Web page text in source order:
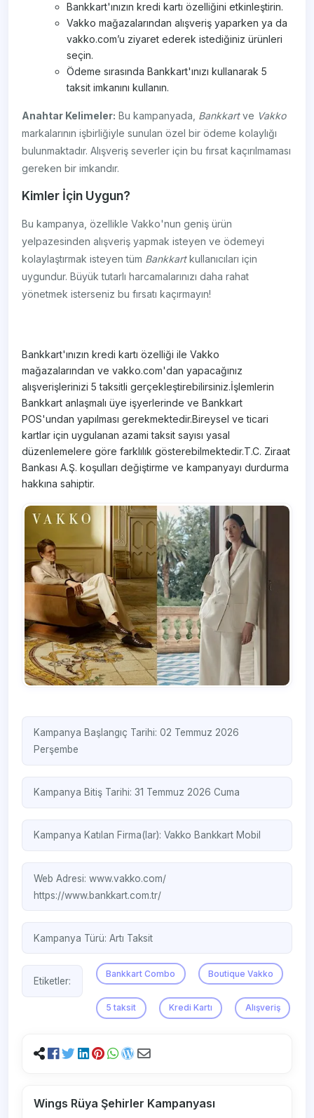
Bankkart'ınızın kredi kartı özelliğini etkinleştirin.
Vakko mağazalarından alışveriş yaparken ya da
vakko.com’u ziyaret ederek istediğiniz ürünleri
seçin.
Ödeme sırasında Bankkart'ınızı kullanarak 5
taksit imkanını kullanın.
Anahtar Kelimeler: Bu kampanyada, Bankkartve Vakko
markalarının işbirliğiyle sunulan özel bir ödeme kolaylığı
bulunmaktadır. Alışveriş severler için bu fırsat kaçırılmaması
gereken bir imkandır.
Kimler İçin Uygun?
Bu kampanya, özellikle Vakko'nun geniş ürün
yelpazesinden alışveriş yapmak isteyen ve ödemeyi
kolaylaştırmak isteyen tüm Bankkartkullanıcıları için
uygundur. Büyük tutarlı harcamalarınızı daha rahat
yönetmek isterseniz bu fırsatı kaçırmayın!
Bankkart'ınızın kredi kartı özelliği ile Vakko
mağazalarından ve vakko.com'dan yapacağınız
alışverişlerinizi 5 taksitli gerçekleştirebilirsiniz.İşlemlerin
Bankkart anlaşmalı üye işyerlerinde ve Bankkart
POS'undan yapılması gerekmektedir.Bireysel ve ticari
kartlar için uygulanan azami taksit sayısı yasal
düzenlemelere göre farklılık gösterebilmektedir.T.C. Ziraat
Bankası A.Ş. koşulları değiştirme ve kampanyayı durdurma
hakkına sahiptir.
Kampanya Başlangıç Tarihi: 02 Temmuz 2026
Perşembe
Kampanya Bitiş Tarihi: 31 Temmuz 2026 Cuma
Kampanya Katılan Firma(lar):Vakko Bankkart Mobil
Web Adresi:www.vakko.com/‎
https://www.bankkart.com.tr/
Kampanya Türü:Artı Taksit
Etiketler:
Bankkart Combo Boutique Vakko
5 taksit Kredi Kartı Alışveriş
Wings Rüya Şehirler Kampanyası